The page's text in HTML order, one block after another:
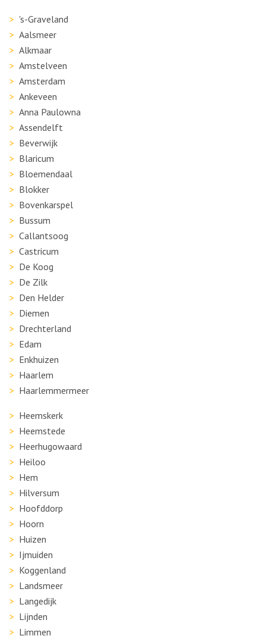
's-Graveland
Aalsmeer
Alkmaar
Amstelveen
Amsterdam
Ankeveen
Anna Paulowna
Assendelft
Beverwijk
Blaricum
Bloemendaal
Blokker
Bovenkarspel
Bussum
Callantsoog
Castricum
De Koog
De Zilk
Den Helder
Diemen
Drechterland
Edam
Enkhuizen
Haarlem
Haarlemmermeer
Heemskerk
Heemstede
Heerhugowaard
Heiloo
Hem
Hilversum
Hoofddorp
Hoorn
Huizen
Ijmuiden
Koggenland
Landsmeer
Langedijk
Lijnden
Limmen